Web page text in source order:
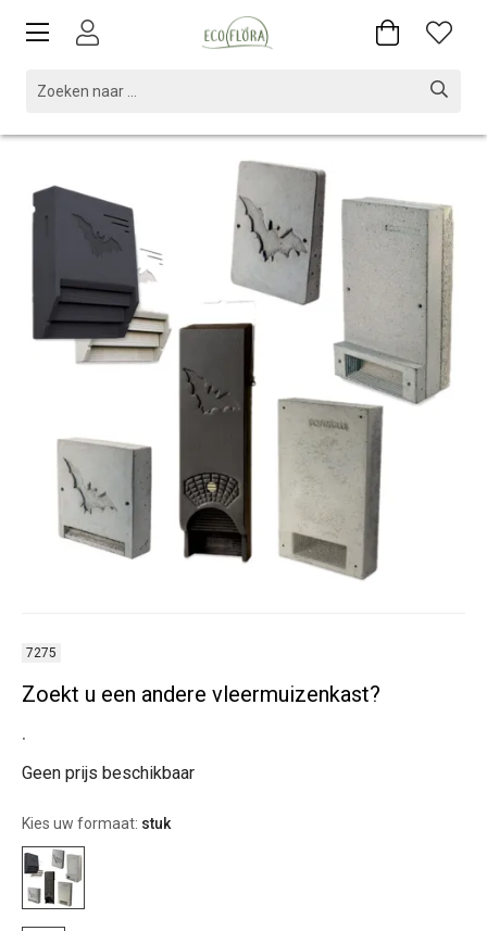
7275
Zoekt u een andere vleermuizenkast?
.
Geen prijs beschikbaar
Kies uw formaat: stuk